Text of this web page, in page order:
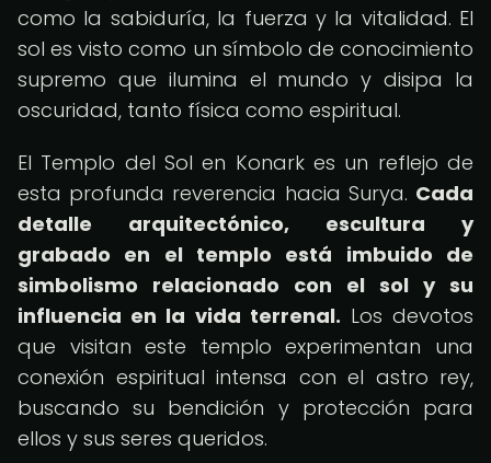
como la sabiduría, la fuerza y la vitalidad. El
sol es visto como un símbolo de conocimiento
supremo que ilumina el mundo y disipa la
oscuridad, tanto física como espiritual.
El Templo del Sol en Konark es un reflejo de
esta profunda reverencia hacia Surya. Cada
detalle arquitectónico, escultura y
grabado en el templo está imbuido de
simbolismo relacionado con el sol y su
influencia en la vida terrenal. Los devotos
que visitan este templo experimentan una
conexión espiritual intensa con el astro rey,
buscando su bendición y protección para
ellos y sus seres queridos.